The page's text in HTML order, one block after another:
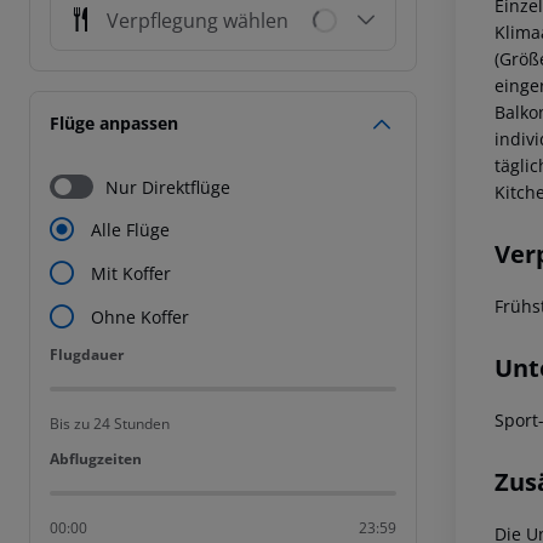
Verpflegung wählen
Flüge anpassen
Nur Direktflüge
Alle Flüge
Mit Koffer
Ohne Koffer
Flugdauer
Flugdauer
Bis zu 24 Stunden
Abflugzeiten
Abflugzeiten
00:00 23:59
Die